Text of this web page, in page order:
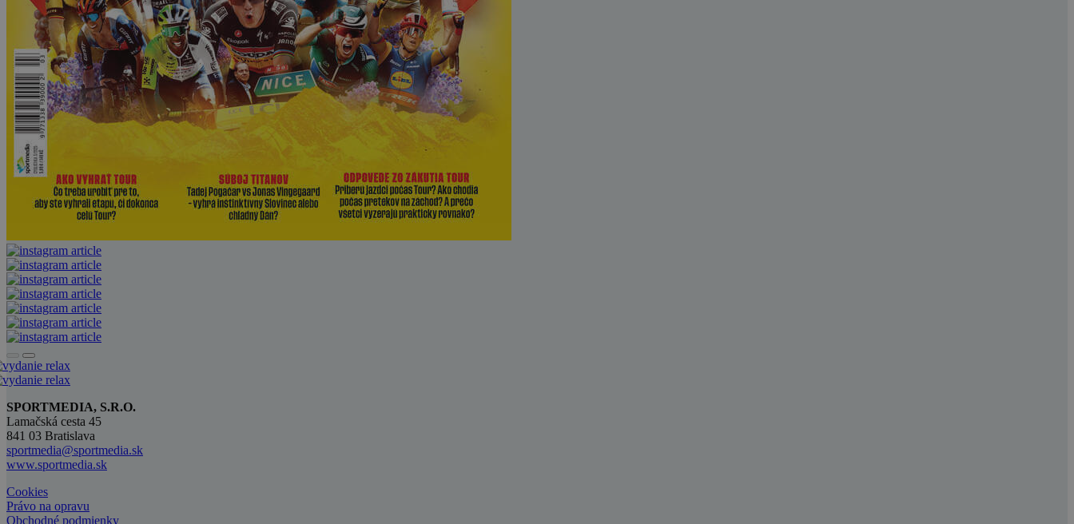
SPORTMEDIA, S.R.O.
Lamačská cesta 45
841 03 Bratislava
sportmedia@sportmedia.sk
www.sportmedia.sk
Cookies
Právo na opravu
Obchodné podmienky